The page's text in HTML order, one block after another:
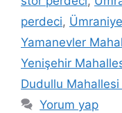
perdeci,
Yamanevler
Yenişehir
Dudullu Mahallesi
Yorum yap